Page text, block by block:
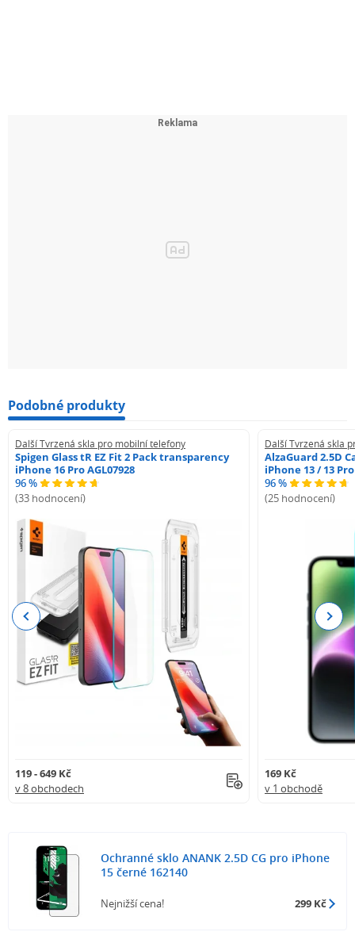
Podobné produkty
Další Tvrzená skla pro mobilní telefony
Spigen Glass tR EZ Fit 2 Pack transparency
iPhone 16 Pro AGL07928
96 %
(33 hodnocení)
119 - 649 Kč
v 8 obchodech
Další Tvrzená skla
AlzaGuard 2.5D
iPhone 13 / 13 Pro
96 %
(25 hodnocení)
169 Kč
v 1 obchodě
Previous Next
Ochranné sklo ANANK 2.5D CG pro iPhone
15 černé 162140
Nejnižší cena! 299 Kč